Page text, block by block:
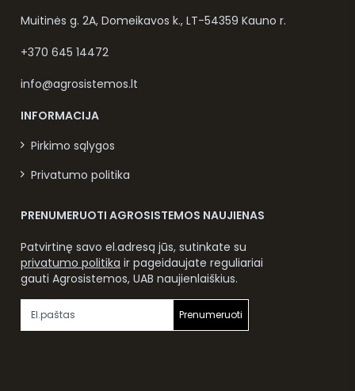
Muitinės g. 2A, Domeikavos k., LT-54359 Kauno r.
+370 645 14472
info@agrosistemos.lt
INFORMACIJA
Pirkimo sąlygos
Privatumo politika
PRENUMERUOTI AGROSISTEMOS NAUJIENAS
Patvirtinę savo el.adresą jūs, sutinkate su
privatumo politika ir pageidaujate reguliariai
gauti Agrosistemos, UAB naujienlaiškius.
Prenumeruoti